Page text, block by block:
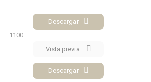
1100
Descargar
Vista previa
Descargar